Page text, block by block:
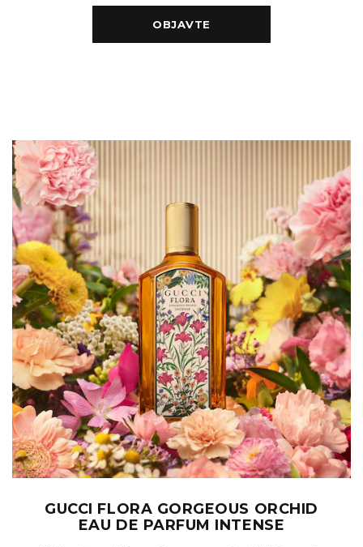
OBJAVTE
GUCCI FLORA GORGEOUS ORCHID
EAU DE PARFUM INTENSE